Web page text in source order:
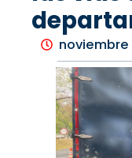
noviembre